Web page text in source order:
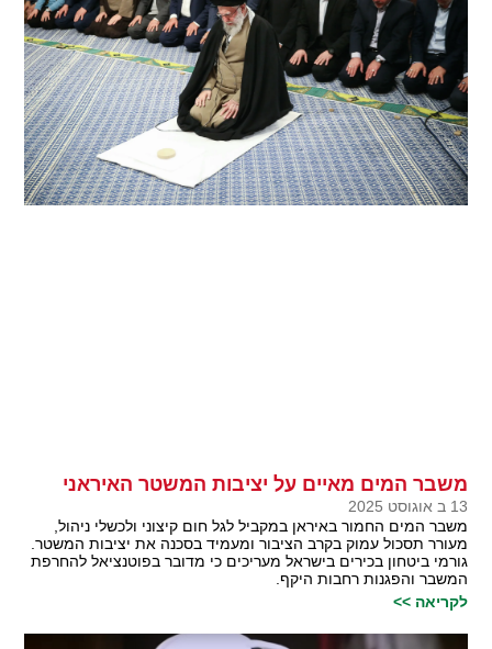
משבר המים מאיים על יציבות המשטר האיראני
13 ב אוגוסט 2025
משבר המים החמור באיראן במקביל לגל חום קיצוני ולכשלי ניהול,
מעורר תסכול עמוק בקרב הציבור ומעמיד בסכנה את יציבות המשטר.
גורמי ביטחון בכירים בישראל מעריכים כי מדובר בפוטנציאל להחרפת
המשבר והפגנות רחבות היקף.
לקריאה >>